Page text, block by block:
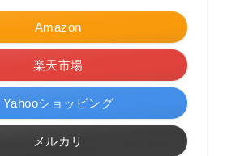
Amazon
楽天市場
Yahooショッピング
メルカリ